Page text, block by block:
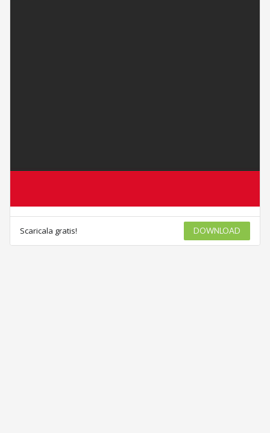
Scaricala gratis! DOWNLOAD